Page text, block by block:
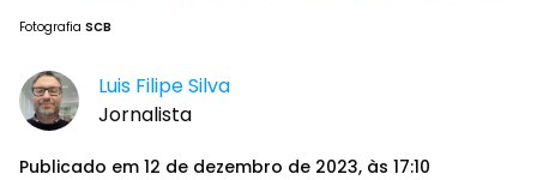
Fotografia SCB
Luis Filipe Silva
Jornalista
Publicado em 12 de dezembro de 2023, às 17:10